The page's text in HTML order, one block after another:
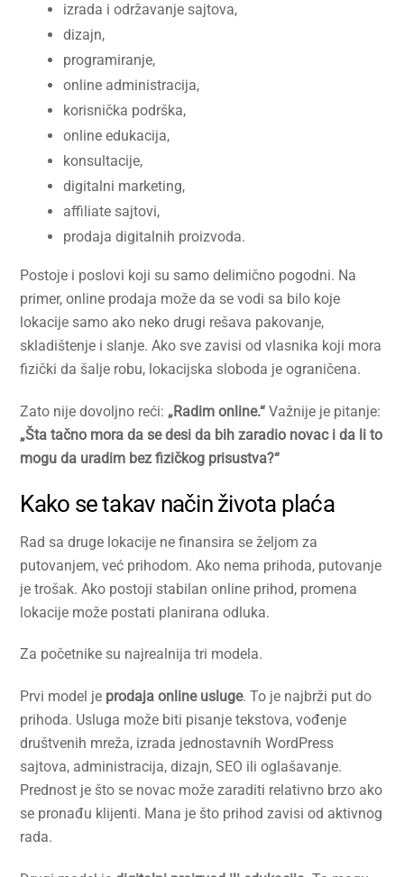
izrada i održavanje sajtova,
dizajn,
programiranje,
online administracija,
korisnička podrška,
online edukacija,
konsultacije,
digitalni marketing,
affiliate sajtovi,
prodaja digitalnih proizvoda.
Postoje i poslovi koji su samo delimično pogodni. Na
primer, online prodaja može da se vodi sa bilo koje
lokacije samo ako neko drugi rešava pakovanje,
skladištenje i slanje. Ako sve zavisi od vlasnika koji mora
fizički da šalje robu, lokacijska sloboda je ograničena.
Zato nije dovoljno reći: „Radim online.“ Važnije je pitanje:
„Šta tačno mora da se desi da bih zaradio novac i da li to
mogu da uradim bez fizičkog prisustva?“
Kako se takav način života plaća
Rad sa druge lokacije ne finansira se željom za
putovanjem, već prihodom. Ako nema prihoda, putovanje
je trošak. Ako postoji stabilan online prihod, promena
lokacije može postati planirana odluka.
Za početnike su najrealnija tri modela.
Prvi model je prodaja online usluge. To je najbrži put do
prihoda. Usluga može biti pisanje tekstova, vođenje
društvenih mreža, izrada jednostavnih WordPress
sajtova, administracija, dizajn, SEO ili oglašavanje.
Prednost je što se novac može zaraditi relativno brzo ako
se pronađu klijenti. Mana je što prihod zavisi od aktivnog
rada.